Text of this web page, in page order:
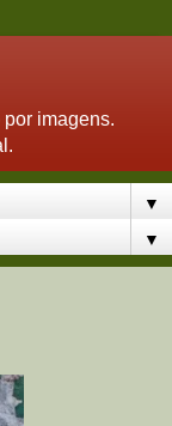
imagens.
▼
▼